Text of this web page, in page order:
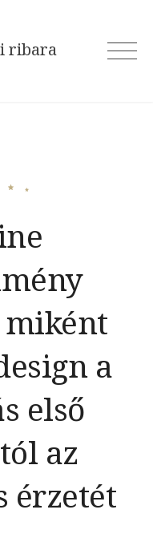
ribara
a
első
az
érzetét